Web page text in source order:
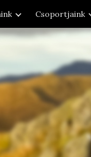
navigationCsoportjaink